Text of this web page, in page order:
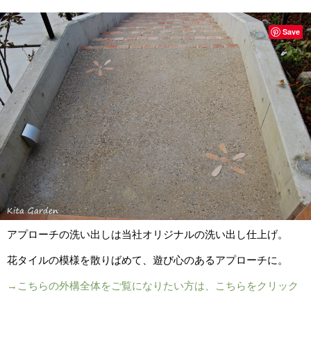
アプローチの洗い出しは当社オリジナルの洗い出し仕上げ。
花タイルの模様を散りばめて、遊び心のあるアプローチに。
→こちらの外構全体をご覧になりたい方は、こちらをクリック
Save